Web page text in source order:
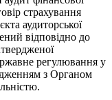
страхування
аудиторської
відповідно до
регулювання у
з Органом